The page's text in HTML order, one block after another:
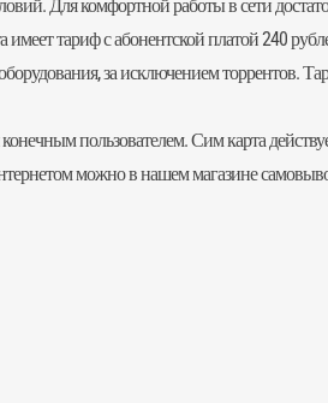
Для комфортной работы в сети
тариф с абонентской платой 240
за исключением торрентов.
пользователем.Сим карта
можно в нашем магазине